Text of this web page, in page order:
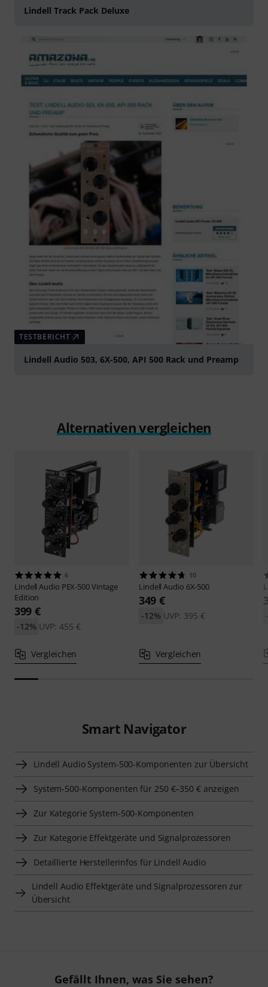
Lindell Track Pack Deluxe
TESTBERICHT
Lindell Audio 503, 6X-500, API 500 Rack und Preamp
Alternativen vergleichen
6
Lindell Audio PEX-500 Vintage
Edition
399 €
UVP: 455 €
-12%
Vergleichen
10
Lindell Audio 6X-500
349 €
UVP: 395 €
-12%
Vergleichen
Smart Navigator
Lindell Audio System-500-Komponenten zur Übersicht
System-500-Komponenten für 250 €–350 € anzeigen
Zur Kategorie System-500-Komponenten
Zur Kategorie Effektgeräte und Signalprozessoren
Detaillierte Herstellerinfos für Lindell Audio
Lindell Audio Effektgeräte und Signalprozessoren zur
Übersicht
Gefällt Ihnen, was Sie sehen?